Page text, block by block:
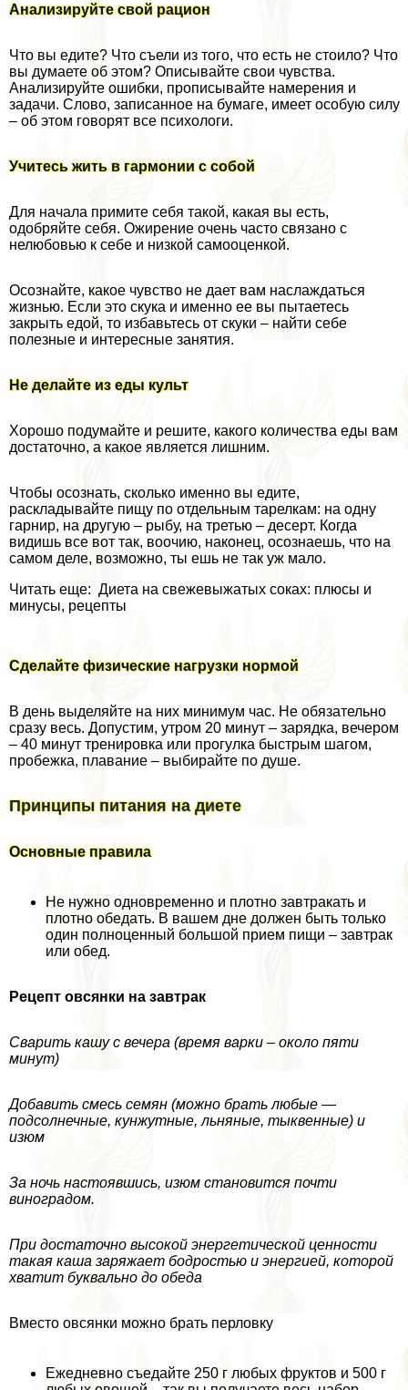
Анализируйте свой рацион
Что вы едите? Что съели из того, что есть не стоило? Что
вы думаете об этом? Описывайте свои чувства.
Анализируйте ошибки, прописывайте намерения и
задачи. Слово, записанное на бумаге, имеет особую силу
– об этом говорят все психологи.
Учитесь жить в гармонии с собой
Для начала примите себя такой, какая вы есть,
одобряйте себя. Ожирение очень часто связано с
нелюбовью к себе и низкой самооценкой.
Осознайте, какое чувство не дает вам наслаждаться
жизнью. Если это скука и именно ее вы пытаетесь
закрыть едой, то избавьтесь от скуки – найти себе
полезные и интересные занятия.
Не делайте из еды культ
Хорошо подумайте и решите, какого количества еды вам
достаточно, а какое является лишним.
Чтобы осознать, сколько именно вы едите,
раскладывайте пищу по отдельным тарелкам: на одну
гарнир, на другую – рыбу, на третью – десерт. Когда
видишь все вот так, воочию, наконец, осознаешь, что на
самом деле, возможно, ты ешь не так уж мало.
Читать еще: Диета на свежевыжатых соках: плюсы и
минусы, рецепты
Сделайте физические нагрузки нормой
В день выделяйте на них минимум час. Не обязательно
сразу весь. Допустим, утром 20 минут – зарядка, вечером
– 40 минут тренировка или прогулка быстрым шагом,
пробежка, плавание – выбирайте по душе.
Принципы питания на диете
Основные правила
Не нужно одновременно и плотно завтpaкать и
плотно обедать. В вашем дне должен быть только
один полноценный большой прием пищи – завтpaк
или обед.
Рецепт овсянки на завтpaк
Сварить кашу с вечера (время варки – около пяти
минут)
Добавить смесь семян (можно брать любые —
подсолнечные, кунжутные, льняные, тыквенные) и
изюм
За ночь настоявшись, изюм становится почти
виноградом.
При достаточно высокой энергетической ценности
такая каша заряжает бодростью и энергией, которой
хватит буквально до обеда
Вместо овсянки можно брать перловку
Ежедневно съедайте 250 г любых фруктов и 500 г